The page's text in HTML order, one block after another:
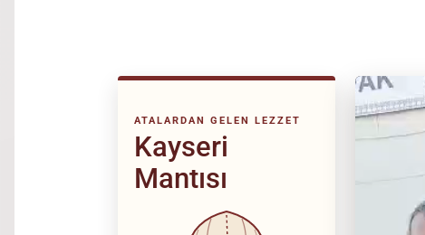
ATALARDAN GELEN LEZZET
Kayseri
Mantısı